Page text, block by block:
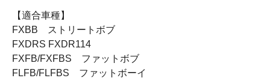
【適合車種】
FXBB ストリートボブ
FXDRS FXDR114
FXFB/FXFBS ファットボブ
FLFB/FLFBS ファットボーイ